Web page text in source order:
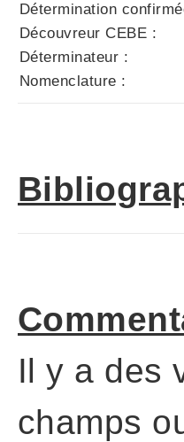
Détermination
Découvreur CEBE :
Déterminateur :
Nomenclature :
Il y a des
champs